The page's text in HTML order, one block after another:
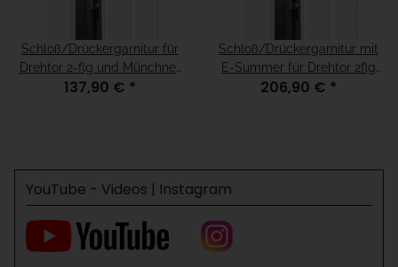
Schloß/Drückergarnitur für
Drehtor 2-flg und Münchner
Modell, für H=120 Weiß
137,90 € *
Schloß/Drückergarnitur mit
E-Summer für Drehtor 2flg
und Münchner Modell, für
206,90 € *
YouTube - Videos | Instagram